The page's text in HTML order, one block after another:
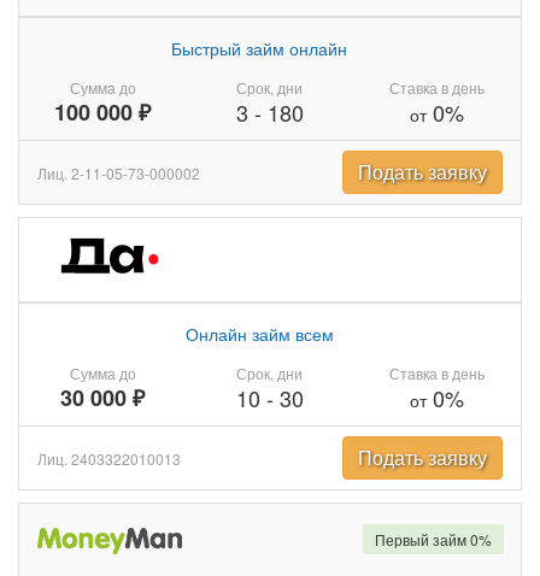
Сумма до
100 000 ₽
Быстрый займ онлайн
Срок, дни
3 - 180
Ставка в день
от0%
Лиц. 2-11-05-73-000002 Подать заявку
Сумма до
30 000 ₽
Онлайн займ всем
Срок, дни
10 - 30
Ставка в день
от0%
Лиц. 2403322010013 Подать заявку
Первый займ 0%